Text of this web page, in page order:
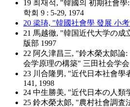
19 최재석, "韓國의 初期社會
학회 9 : 5-29, 1974
20 梁瑃, "韓國社會學 發展 小
21 馬越徹, "韓国近代大学の成
版部 1997
22 阿久津昌三, "鈴木榮太郞論:
会学原理の構築" 三田社会学会
23 川合隆男, "近代日本社會學
141, 1998
24 中生勝美, "近代日本の人類
25 鈴木榮太郞, "農村社會調査